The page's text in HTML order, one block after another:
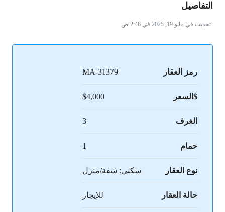
التفاصيل
تحديث في مايو 19, 2025 في 2:46 ص
رمز العقار MA-31379
$السعر $4,000
الغرف 3
حمام 1
نوع العقار سكني: شقة/منزل
حالة العقار للإيجار